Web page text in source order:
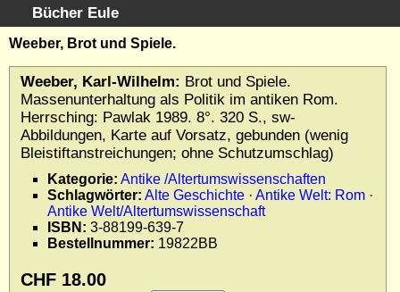
Bücher Eule
Schnellsuche
Startseite
Erweiterte Suche
Kundenservice
Kontakt
Kategorien
Schlagwörter
Gesamtbestand
Kataloge
Allgemeine Geschäftsbedingungen
Weeber, Brot und Spiele.
Weeber, Karl-Wilhelm: Brot und Spiele.
Massenunterhaltung als Politik im antiken Rom.
Herrsching: Pawlak 1989. 8°. 320 S., sw-
Abbildungen, Karte auf Vorsatz, gebunden (wenig
Bleistiftanstreichungen; ohne Schutzumschlag)
Kategorie: Antike /Altertumswissenschaften
Schlagwörter: Alte Geschichte · Antike Welt: Rom ·
Antike Welt/Altertumswissenschaft
ISBN: 3-88199-639-7
Bestellnummer: 19822BB
CHF 18.00